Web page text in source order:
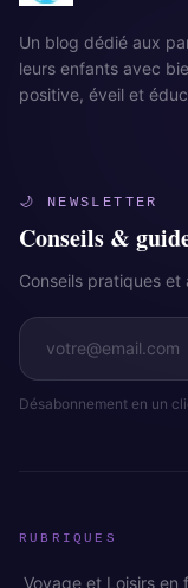
Un blog dédié aux
leurs enfants avec
positive, éveil et
🌙 NEWSLETTER
Conseils &
Conseils pratiques
Désabonnement en un
RUBRIQUES
Voyage et Loisirs en